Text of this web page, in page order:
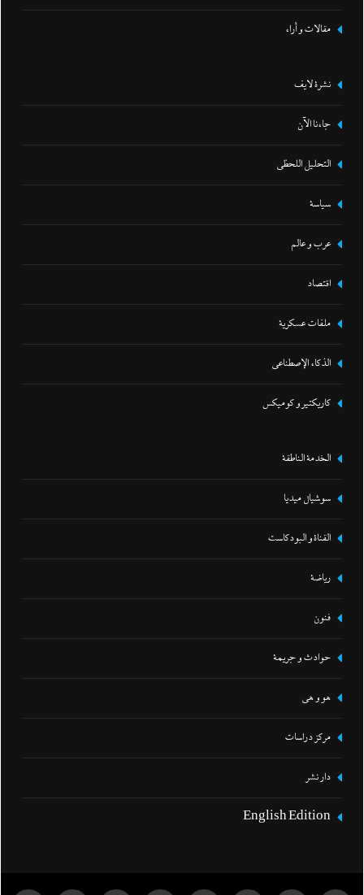
مقالات و أراء
نشرة لايف
جاءنا الآن
التحليل اللحظي
سياسة
عرب و عالم
اقتصاد
ملفات عسكرية
الذكاء الإصطناعي
كاريكتير و كوميكس
الخدمة الناطقة
سوشيال ميديا
القناة و البودكاست
رياضة
فنون
حوادث و جريمة
هو و هي
مركز دراسات
دار نشر
English Edition